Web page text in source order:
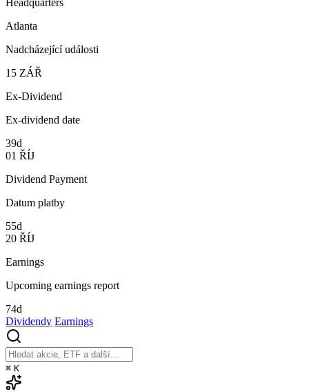
Headquarters
Atlanta
Nadcházející události
15 ZÁŘ
Ex-Dividend
Ex-dividend date
39d
01 ŘÍJ
Dividend Payment
Datum platby
55d
20 ŘÍJ
Earnings
Upcoming earnings report
74d
Dividendy Earnings
⌘ K